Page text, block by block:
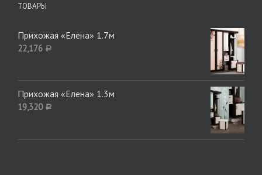
ТОВАРЫ
Прихожая «Елена» 1.7м
22,176 Р
Прихожая «Елена» 1.3м
19,320 Р